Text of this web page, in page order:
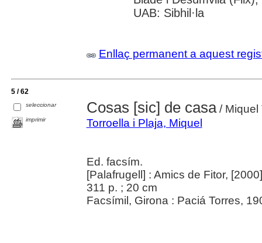
UAB: Sibhil·la
Enllaç permanent a aquest
5 / 62
seleccionar
imprimir
Cosas [sic] de casa/ Miquel
Torroella i Plaja, Miquel
Ed. facsím.
[Palafrugell] : Amics de Fitor, [2000]
311 p. ; 20 cm
Facsímil, Girona : Paciá Torres,